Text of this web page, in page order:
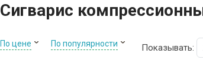
Сигварис
По цене По популярности Показывать: